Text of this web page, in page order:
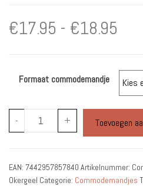
€17.95 - €18.95
tot
Formaat commodemandje
-
Commodemandje
Wilgenbladeren
+ Toevoegen
EAN: 7442957857840 Artikelnummer:
Okergeel Categorie: Commodemandjes